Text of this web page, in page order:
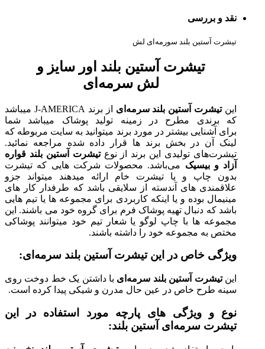
نقد و بررسی
تیشرت آستین بلند سورمه‌ای لش
تیشرت آستین بلند اور سایز و
لش سرمه‌ای
اینتیشرت آستین بلند سرمه‌ای
از برند J-AMERICA میباشد
که برندی مطرح در زمینه تولید پوشاک میباشد شما
برای آشنایی بیشتر در مورد برند میتوانید به سایت مربوطه که
لینک آن در بخش برند ها قرار داده شده مراجعه نمائید.
تیشرت‌های تولیدی این برند از نوعتیشرت آستین بلند قواره
آزاد و بیسیک می‌باشد. محصولات شرکت هایی که تیشرت
بدون چاپ و یا تیشرت خام ارائه میدهند میتواند جزو
علاقمندی های آندسته از سلایقی باشد که طرفدار کار های
مینیمال بوده و یا اینکه کاربردی برای مجموعه ها یا تیم هایی
باشد که دنبال تهیه پوشاک فرم برای گروه خود می باشند. این
مجموعه ها با چاپ لوگو یا شعار تیم خود میتوانند پوشاکی
مختص به مجموعه خود را داشته باشند.
ویژگی خاص در این تیشرت آستین بلند سرمه‌ای:
اینتیشرت آستین بلند سرمه‌ای با داشتن یک خط دوخت روی
سینه طرح خاص در عین حال مدرن و شیکی پیدا کرده است.
نوع و ویژگی های پارچه مورد استفاده در این
تیشرت سرمه‌ای آستین بلند: